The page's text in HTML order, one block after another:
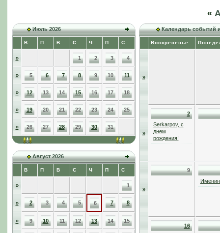
«
Июль 2026
В П В С Ч П С
» 1 2 3 4
» 5 6 7 8 9 10 11
» 12 13 14 15 16 17 18
» 19 20 21 22 23 24 25
» 26 27 28 29 30 31
Август 2026
В П В С Ч П С
» 1
» 2 3 4 5 6 7 8
» 9 10 11 12 13 14 15
Календарь событий
Воскресенье
»
»
2
Serkarpov, с
днем
рождения!
»
9
16